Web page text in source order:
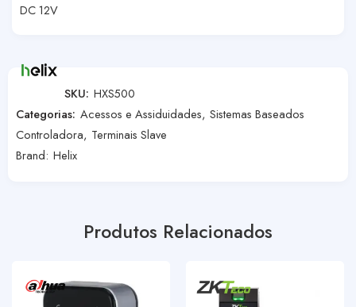
DC 12V
SKU: HXS500
Categorias: Acessos e Assiduidades, Sistemas Baseados
Controladora, Terminais Slave
Brand: Helix
Produtos Relacionados